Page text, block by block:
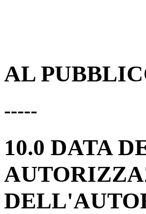
AL
-----
10.0 DATA